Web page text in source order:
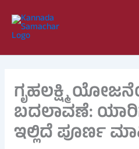
content
ಗೃಹಲಕ್ಷ್ಮಿ
ಬದಲಾವಣೆ:
ಇಲ್ಲಿದೆ ಪೂರ್ಣ